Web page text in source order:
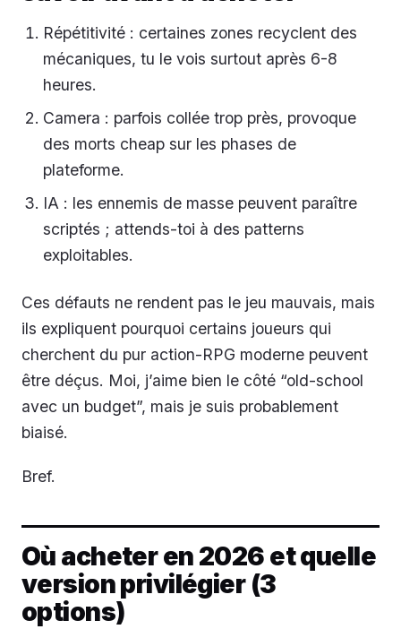
Répétitivité : certaines zones recyclent des
mécaniques, tu le vois surtout après 6-8
heures.
Camera : parfois collée trop près, provoque
des morts cheap sur les phases de
plateforme.
IA : les ennemis de masse peuvent paraître
scriptés ; attends-toi à des patterns
exploitables.
Ces défauts ne rendent pas le jeu mauvais, mais
ils expliquent pourquoi certains joueurs qui
cherchent du pur action-RPG moderne peuvent
être déçus. Moi, j’aime bien le côté “old-school
avec un budget”, mais je suis probablement
biaisé.
Bref.
Où acheter en 2026 et quelle
version privilégier (3
options)